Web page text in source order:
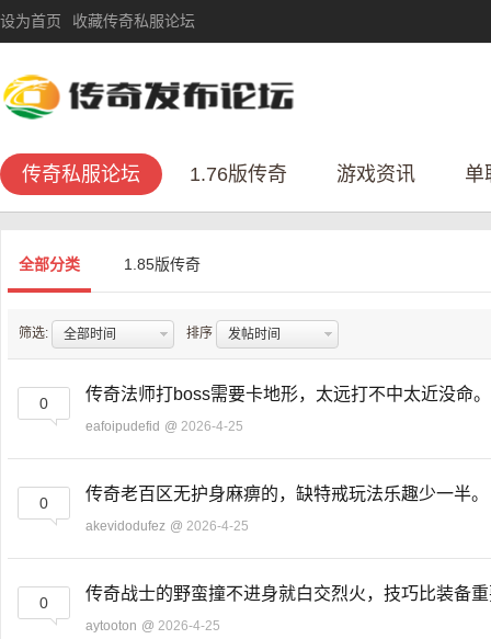
设为首页 收藏传奇私服论坛
传奇私服论坛 1.76版传奇 游戏资讯 单
全部分类 1.85版传奇
筛选: 全部时间 排序 发帖时间
0 传奇法师打boss需要卡地形，太远打不中太近没命
eafoipudefid @ 2026-4-25
0 传奇老百区无护身麻痹的，缺特戒玩法乐趣少一半
akevidodufez @ 2026-4-25
0 传奇战士的野蛮撞不进身就白交烈火，技巧比装备
aytooton @ 2026-4-25